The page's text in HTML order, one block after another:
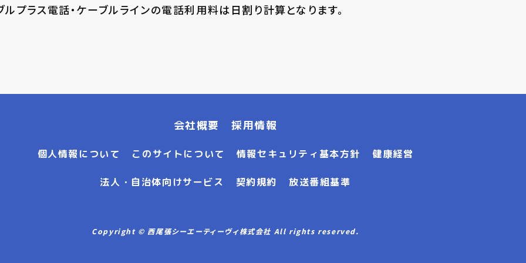
ルプラス電話・ケーブルラインの電話利用料は日割り計算となります。
会社概要 採用情報
個人情報について このサイトについて 情報セキュリティ基本方針 健康経営
法人・自治体向けサービス 契約規約 放送番組基準
Copyright © 西尾張シーエーティーヴィ株式会社 All rights reserved.